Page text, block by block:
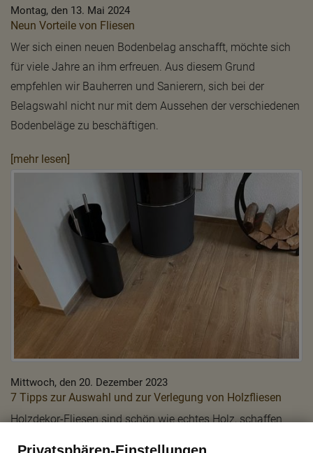
Montag, den 13. Mai 2024
Neun Vorteile von Fliesen
Wer sich einen neuen Bodenbelag anschafft, möchte sich
für viele Jahre an ihm erfreuen. Aus diesem Grund
empfehlen wir Bauherren und Sanierern, sich bei der
Belagswahl nicht nur mit dem Aussehen der verschiedenen
Bodenbeläge zu beschäftigen.
[mehr lesen]
Mittwoch, den 20. Dezember 2023
7 Tipps zur Auswahl und zur Verlegung von Holzfliesen
Holzdekor-Fliesen sind schön wie echtes Holz, schaffen